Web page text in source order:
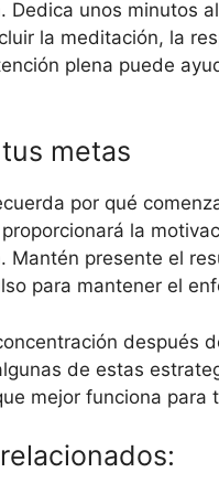
Dedica unos minutos
la meditación, la
plena puede
metas
por qué
la
Mantén presente el
para mantener el
después
de estas
mejor funciona